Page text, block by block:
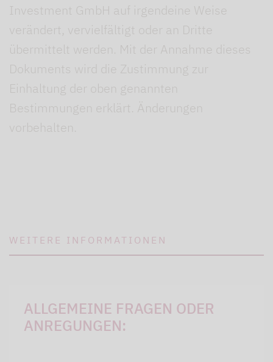
Investment GmbH auf irgendeine Weise
verändert, vervielfältigt oder an Dritte
übermittelt werden. Mit der Annahme dieses
Dokuments wird die Zustimmung zur
Einhaltung der oben genannten
Bestimmungen erklärt. Änderungen
vorbehalten.
WEITERE INFORMATIONEN
ALLGEMEINE FRAGEN ODER
ANREGUNGEN: